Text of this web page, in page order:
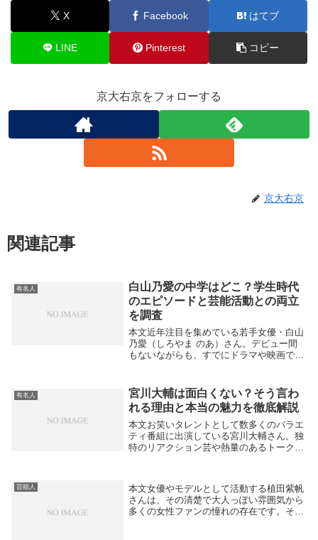
X Facebook はてブ
LINE Pinterest コピー
京大右京をフォローする
京大右京
関連記事
有名人
白山乃愛の中学はどこ？学生時代
のエピソードと芸能活動との両立
を調査
本文近年注目を集めている若手女優・白山
乃愛（しろやま のあ）さん。デビュー間
もないながらも、すでにドラマや映画でそ
いて検索すると「白山乃愛 中学」という
ワードが浮上...
有名人
宮川大輔は面白くない？そう言わ
れる理由と本当の魅力を徹底解説
本文お笑いタレントとして数多くのバラエ
ティ番組に出演している宮川大輔さん。独
特のリアクション芸や熱量のあるトークで
こともあります。なぜそのように言われて
しまうのでし...
芸能人
本文女優やモデルとして活動する植田紫帆
さんは、その清楚で大人っぽい雰囲気から
多くの女性ファンの憧れの存在です。そん